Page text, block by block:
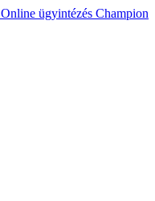
Online ügyintézés Champion